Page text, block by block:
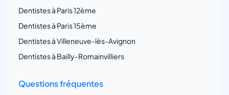
Dentistes à Paris 12ème
Dentistes à Paris 15ème
Dentistes à Villeneuve-lès-Avignon
Dentistes à Bailly-Romainvilliers
Questions fréquentes